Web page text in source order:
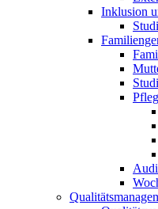
Inklusion